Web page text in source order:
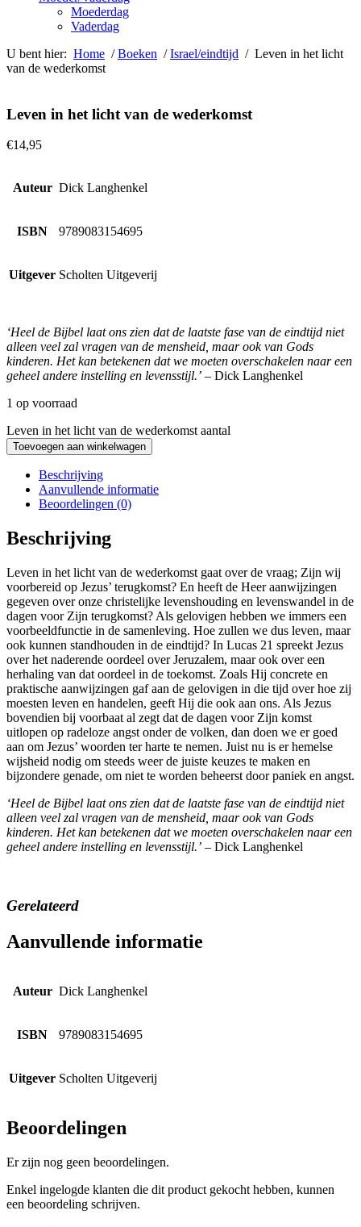
Moederdag
Vaderdag
U bent hier: Home /Boeken /Israel/eindtijd / Leven in het licht
van de wederkomst
Leven in het licht van de wederkomst
€14,95
Auteur Dick Langhenkel
ISBN 9789083154695
Uitgever Scholten Uitgeverij
‘Heel de Bijbel laat ons zien dat de laatste fase van de eindtijd niet
alleen veel zal vragen van de mensheid, maar ook van Gods
kinderen. Het kan betekenen dat we moeten overschakelen naareen
geheel andere instelling en levensstijl.’ – Dick Langhenkel
1 op voorraad
Leven in het licht van de wederkomst aantal
Toevoegen aan winkelwagen
Beschrijving
Aanvullende informatie
Beoordelingen (0)
Beschrijving
Leven in het licht van de wederkomst gaat over de vraag; Zijn wij
voorbereid op Jezus’ terugkomst? En heeft de Heer aanwijzingen
gegeven over onze christelijke levenshouding en levenswandel in de
dagen voor Zijn terugkomst? Als gelovigen hebben we immers een
voorbeeldfunctie in de samenleving. Hoe zullen we dus leven, maar
ook kunnen standhouden in de eindtijd? In Lucas 21 spreekt Jezus
over het naderende oordeel over Jeruzalem, maar ook over een
herhaling van dat oordeel in de toekomst. Zoals Hij concrete en
praktische aanwijzingen gaf aan de gelovigen in die tijd over hoe zij
moesten leven en handelen, geeft Hij die ook aan ons. Als Jezus
bovendien bij voorbaat al zegt dat de dagen voor Zijn komst
uitlopen op radeloze angst onder de volken, dan doen we er goed
aan om Jezus’ woorden ter harte te nemen. Juist nu is er hemelse
wijsheid nodig om steeds weer de juiste keuzes te maken en
bijzondere genade, om niet te worden beheerst door paniek en angst.
‘Heel de Bijbel laat ons zien dat de laatste fase van de eindtijd niet
alleen veel zal vragen van de mensheid, maar ook van Gods
kinderen. Het kan betekenen dat we moeten overschakelen naareen
geheel andere instelling en levensstijl.’ – Dick Langhenkel
Gerelateerd
Aanvullende informatie
Auteur Dick Langhenkel
ISBN 9789083154695
Uitgever Scholten Uitgeverij
Beoordelingen
Er zijn nog geen beoordelingen.
Enkel ingelogde klanten die dit product gekocht hebben, kunnen
een beoordeling schrijven.